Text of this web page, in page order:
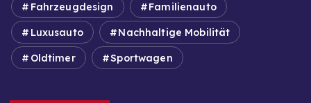
Fahrzeugdesign Familienauto
Luxusauto Nachhaltige Mobilität
Oldtimer Sportwagen